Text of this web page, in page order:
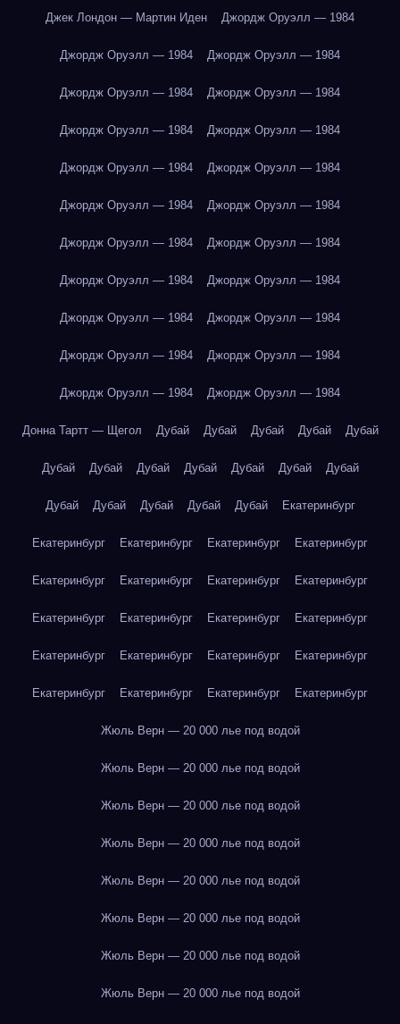
Джек Лондон — Мартин Иден Джордж Оруэлл — 1984
Джордж Оруэлл — 1984 Джордж Оруэлл — 1984
Джордж Оруэлл — 1984 Джордж Оруэлл — 1984
Джордж Оруэлл — 1984 Джордж Оруэлл — 1984
Джордж Оруэлл — 1984 Джордж Оруэлл — 1984
Джордж Оруэлл — 1984 Джордж Оруэлл — 1984
Джордж Оруэлл — 1984 Джордж Оруэлл — 1984
Джордж Оруэлл — 1984 Джордж Оруэлл — 1984
Джордж Оруэлл — 1984 Джордж Оруэлл — 1984
Джордж Оруэлл — 1984 Джордж Оруэлл — 1984
Джордж Оруэлл — 1984 Джордж Оруэлл — 1984
Донна Тартт — Щегол Дубай Дубай Дубай Дубай Дубай
Дубай Дубай Дубай Дубай Дубай Дубай Дубай
Дубай Дубай Дубай Дубай Дубай Екатеринбург
Екатеринбург Екатеринбург Екатеринбург Екатеринбург
Екатеринбург Екатеринбург Екатеринбург Екатеринбург
Екатеринбург Екатеринбург Екатеринбург Екатеринбург
Екатеринбург Екатеринбург Екатеринбург Екатеринбург
Екатеринбург Екатеринбург Екатеринбург Екатеринбург
Жюль Верн — 20 000 лье под водой
Жюль Верн — 20 000 лье под водой
Жюль Верн — 20 000 лье под водой
Жюль Верн — 20 000 лье под водой
Жюль Верн — 20 000 лье под водой
Жюль Верн — 20 000 лье под водой
Жюль Верн — 20 000 лье под водой
Жюль Верн — 20 000 лье под водой